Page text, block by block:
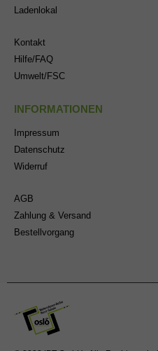
Ladenlokal
Kontakt
Hilfe/FAQ
Umwelt/FSC
INFORMATIONEN
Impressum
Datenschutz
Widerruf
AGB
Zahlung & Versand
Bestellvorgang